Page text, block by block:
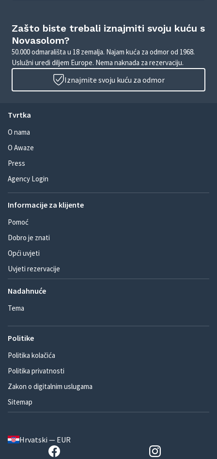
Zašto biste trebali iznajmiti svoju kuću s
Novasolom?
50.000 odmarališta u 18 zemalja. Najam kuća za odmor od 1968.
Uslužni uredi diljem Europe. Nema naknada za rezervaciju.
Iznajmite svoju kuću za odmor
Tvrtka
O nama
O Awaze
Press
Agency Login
Informacije za klijente
Pomoć
Dobro je znati
Opći uvjeti
Uvjeti rezervacije
Nadahnuće
Tema
Politike
Politika kolačića
Politika privatnosti
Zakon o digitalnim uslugama
Sitemap
Hrvatski — EUR